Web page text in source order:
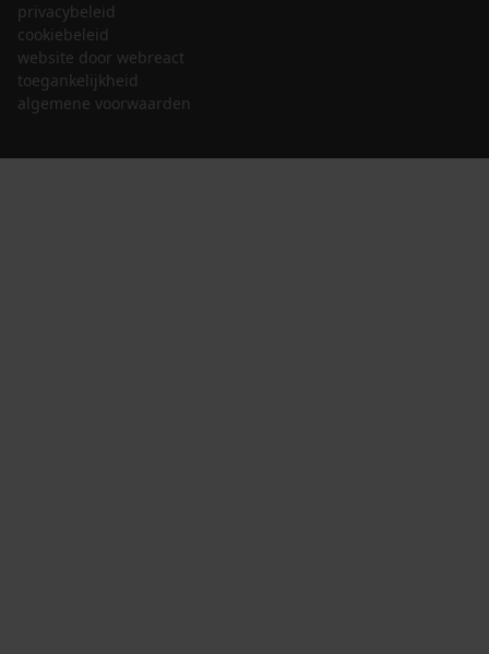
privacybeleid
cookiebeleid
website door webreact
toegankelijkheid
algemene voorwaarden